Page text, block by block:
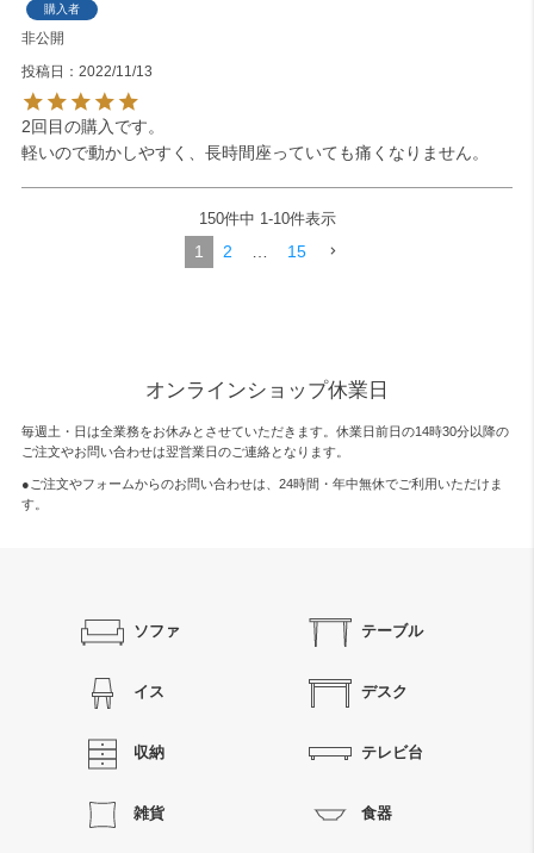
購入者
非公開
投稿日
2022/11/13
2回目の購入です。
150件中 1 -10件表示
1 2 15
オンラインショップ休業日
毎週土・日は全業務をお休みとさせていただきます。休業日前日の14時30分以降の
ご注文やお問い合わせは翌営業日のご連絡となります。
●ご注文やフォームからのお問い合わせは、 24時間・年中無休でご利用いただけま
す。
ソファ テーブル
イス デスク
収納 テレビ台
雑貨 食器